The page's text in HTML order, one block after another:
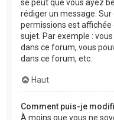
se peut que vous ayez
rédiger un message.
permissions est affichée
sujet. Par exemple :
dans ce forum, vous
dans ce forum, etc.
Haut
Comment puis-je
À moins que vous ne